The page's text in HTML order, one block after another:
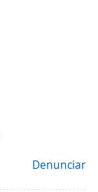
Denunciar